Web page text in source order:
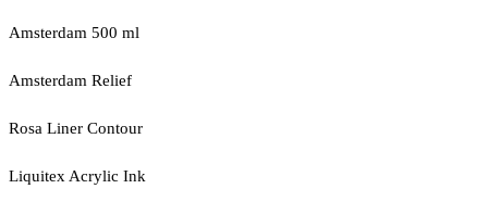
Amsterdam 500 ml
Amsterdam Relief
Rosa Liner Contour
Liquitex Acrylic Ink